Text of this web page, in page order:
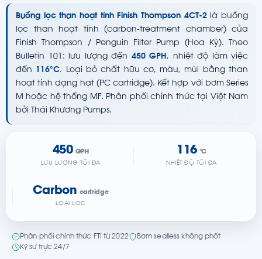
Buồng lọc than hoạt tính Finish Thompson 4CT-2là buồng
lọc than hoạt tính (carbon-treatment chamber) của
Finish Thompson / Penguin Filter Pump (Hoa Kỳ). Theo
Bulletin 101: lưu lượng đến 450 GPH, nhiệt độ làm việc
đến
116°C. Loại bỏ chất hữu cơ, màu, mùi bằng than
hoạt tính dạng hạt (PC cartridge). Kết hợp với bơm Series
M hoặc hệ thống MF. Phân phối chính thức tại Việt Nam
bởi Thái Khương Pumps.
450 GPH
LƯU LƯỢNG TỐI ĐA
116 °C
NHIỆT ĐỘ TỐI ĐA
Carbon cartridge
LOẠI LỌC
Phân phối chính thức FTI từ 2022
Bơm sealless không phốt
Kỹ sư trực 24/7